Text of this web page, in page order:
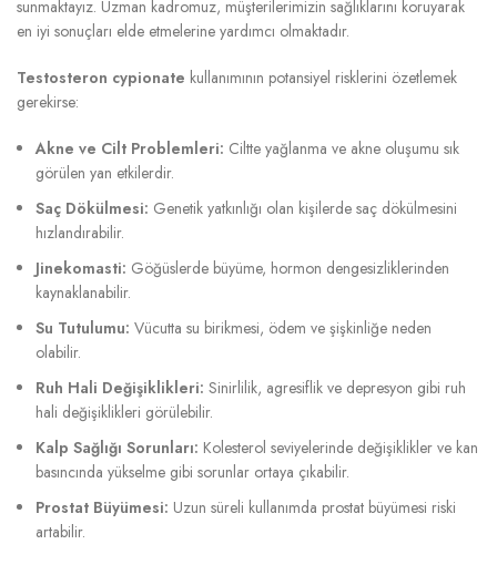
sunmaktayız. Uzman kadromuz, müşterilerimizin sağlıklarını koruyarak
en iyi sonuçları elde etmelerine yardımcı olmaktadır.
Testosteron cypionate kullanımının potansiyel risklerini özetlemek
gerekirse:
Akne ve Cilt Problemleri: Ciltte yağlanma ve akne oluşumu sık
görülen yan etkilerdir.
Saç Dökülmesi: Genetik yatkınlığı olan kişilerde saç dökülmesini
hızlandırabilir.
Jinekomasti: Göğüslerde büyüme, hormon dengesizliklerinden
kaynaklanabilir.
Su Tutulumu: Vücutta su birikmesi, ödem ve şişkinliğe neden
olabilir.
Ruh Hali Değişiklikleri: Sinirlilik, agresiflik ve depresyon gibi ruh
hali değişiklikleri görülebilir.
Kalp Sağlığı Sorunları: Kolesterol seviyelerinde değişiklikler ve kan
basıncında yükselme gibi sorunlar ortaya çıkabilir.
Prostat Büyümesi: Uzun süreli kullanımda prostat büyümesi riski
artabilir.